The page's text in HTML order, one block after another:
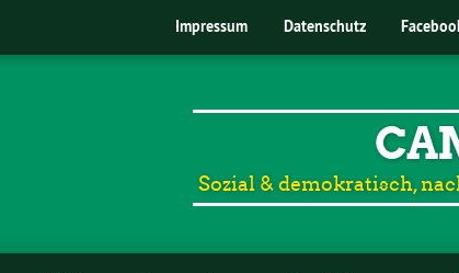
Impressum Datenschutz
Sozial & demokratisch,